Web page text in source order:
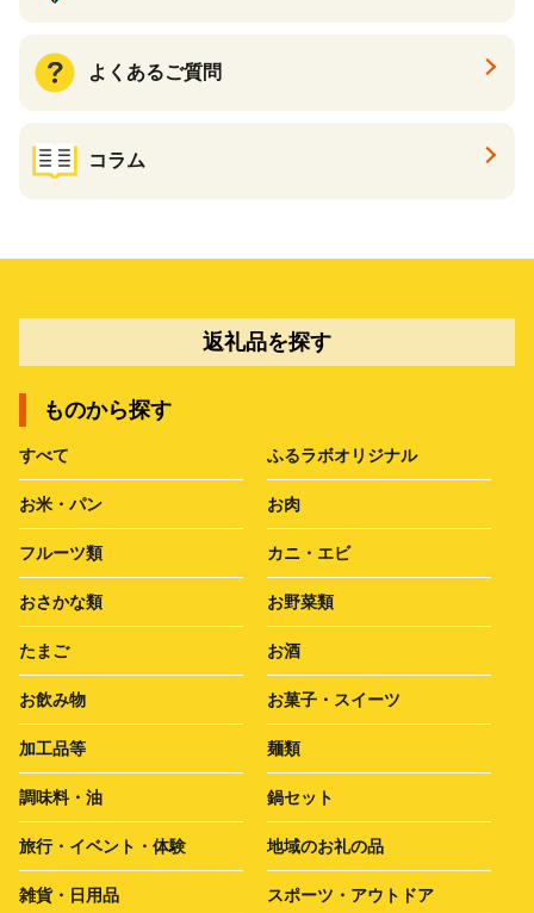
よくあるご質問
コラム
返礼品を探す
ものから探す
すべて ふるラボオリジナル
お米・パン お肉
フルーツ類 カニ・エビ
おさかな類 お野菜類
たまご お酒
お飲み物 お菓子・スイーツ
加工品等 麺類
調味料・油 鍋セット
旅行・イベント・体験 地域のお礼の品
雑貨・日用品 スポーツ・アウトドア